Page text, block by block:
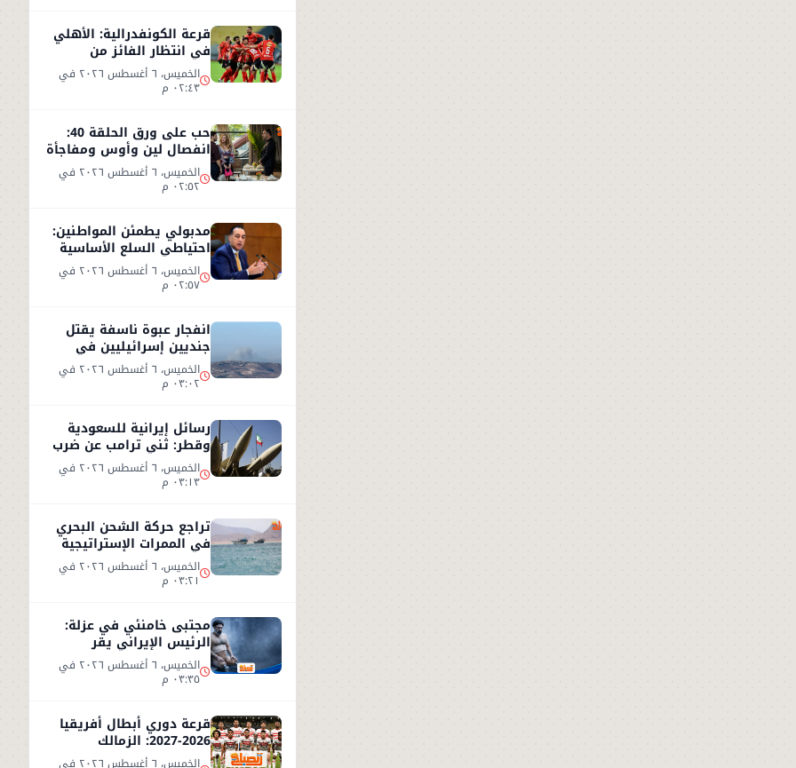
قرعة الكونفدرالية: الأهلي
في انتظار الفائز من
مقديشو سيتي وكيتاراالخميس، ٦ أغسطس ٢٠٢٦ في
٠٢:٤٣ م
حب على ورق الحلقة 40:
انفصال لين وأوس ومفاجأة
جديدة داخل الشركة الخميس، ٦ أغسطس ٢٠٢٦ في
٠٢:٥٢ م
مدبولي يطمئن المواطنين:
احتياطي السلع الأساسية
آمن ويغطي الاستهلاك
لعام كامل الخميس، ٦ أغسطس ٢٠٢٦ في
٠٢:٥٧ م
انفجار عبوة ناسفة يقتل
جنديين إسرائيليين في
جنوب لبنان وردود فعل
متباينة الخميس، ٦ أغسطس ٢٠٢٦ في
٠٣:٠٢ م
رسائل إيرانية للسعودية
وقطر: ثني ترامب عن ضرب
إيران أو سنرد على الخليج
الخميس، ٦ أغسطس ٢٠٢٦ في
٠٣:١٣ م
تراجع حركة الشحن البحري
في الممرات الإستراتيجية
وسط تصعيد أمني الخميس، ٦ أغسطس ٢٠٢٦ في
٠٣:٢١ م
مجتبى خامنئي في عزلة:
الرئيس الإيراني يقر
بصعوبة لقاء المرشد الخميس، ٦ أغسطس ٢٠٢٦ في
٠٣:٣٥ م
قرعة دوري أبطال أفريقيا
2026-2027: الزمالك
وبيراميدز في مواجهاتالخميس، ٦ أغسطس ٢٠٢٦ في